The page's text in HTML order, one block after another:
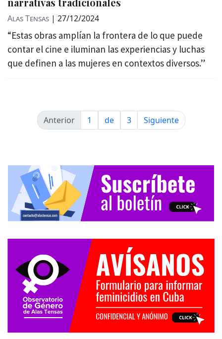
Alas Tensas | 27/12/2024
“Estas obras amplían la frontera de lo que puede
contar el cine e iluminan las experiencias y luchas
que definen a las mujeres en contextos diversos.”
Anterior 1 de 3 Siguiente